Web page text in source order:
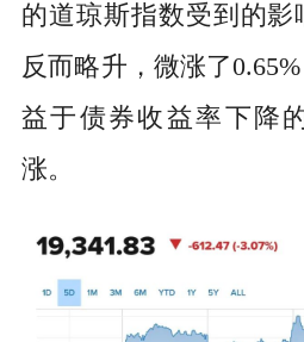
的道琼斯指数受到的
反而略升，微涨了
益于债券收益率下降
涨。